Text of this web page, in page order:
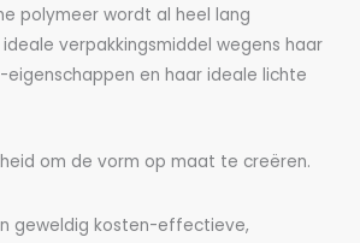
polymeer wordt al heel lang
verpakkingsmiddel wegens haar
en haar ideale lichte
om de vorm op maat te creëren.
geweldig kosten-effectieve,